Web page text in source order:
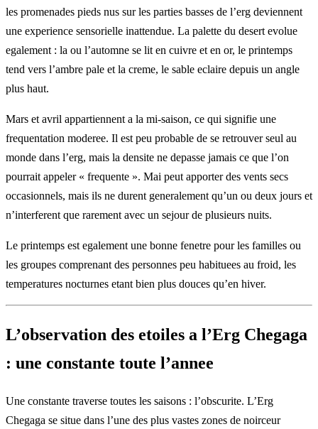
les promenades pieds nus sur les parties basses de l’erg deviennent
une experience sensorielle inattendue. La palette du desert evolue
egalement : la ou l’automne se lit en cuivre et en or, le printemps
tend vers l’ambre pale et la creme, le sable eclaire depuis un angle
plus haut.
Mars et avril appartiennent a la mi-saison, ce qui signifie une
frequentation moderee. Il est peu probable de se retrouver seul au
monde dans l’erg, mais la densite ne depasse jamais ce que l’on
pourrait appeler « frequente ». Mai peut apporter des vents secs
occasionnels, mais ils ne durent generalement qu’un ou deux jours et
n’interferent que rarement avec un sejour de plusieurs nuits.
Le printemps est egalement une bonne fenetre pour les familles ou
les groupes comprenant des personnes peu habituees au froid, les
temperatures nocturnes etant bien plus douces qu’en hiver.
L’observation des etoiles a l’Erg Chegaga
: une constante toute l’annee
Une constante traverse toutes les saisons : l’obscurite. L’Erg
Chegaga se situe dans l’une des plus vastes zones de noirceur